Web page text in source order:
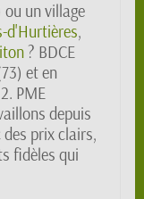
un village
d'Hurtières,
? BDCE
et en
PME
depuis
prix clairs,
fidèles qui